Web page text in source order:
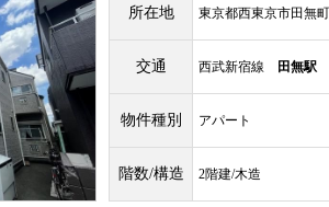
所在地 東京都西東京市田無
交通 西武新宿線 田無駅
物件種別 アパート
階数/構造 2階建/木造